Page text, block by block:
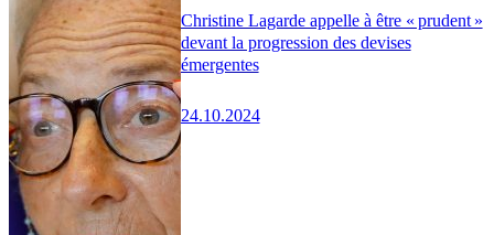
Christine Lagarde appelle à être « prudent »
devant la progression des devises
émergentes
24.10.2024